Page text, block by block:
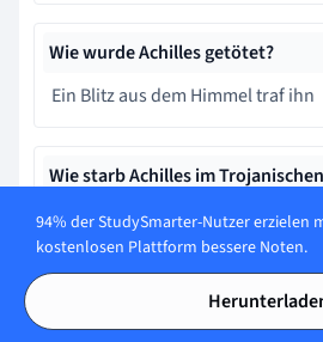
Wie wurde Achilles getötet?
Ein Blitz aus dem Himmel traf ihn
Wie starb Achilles im
Er wurde durch einen Pfeil von
Achillesferse getroffen.
Was ist die 'Achillesferse'?
94% der StudySmarter-Nutzer erzielen
kostenlosen Plattform bessere Noten.